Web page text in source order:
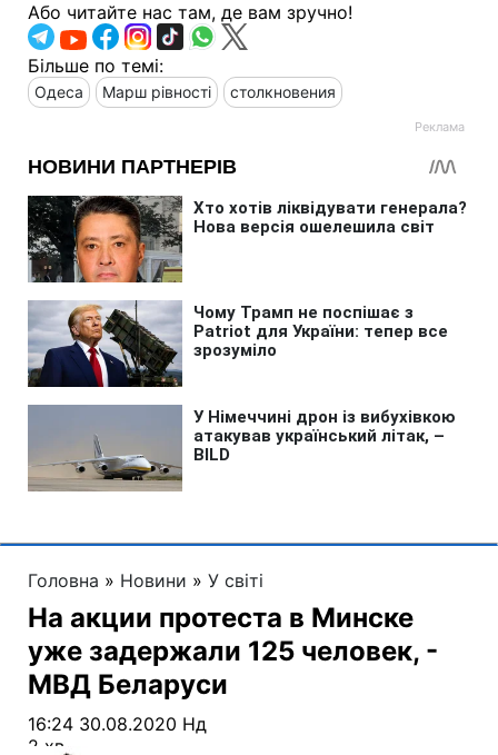
Або читайте нас там, де вам зручно!
Більше по темі:
Одеса Марш рівності столкновения
Головна » Новини » У світі
На акции протеста в Минске
уже задержали 125 человек, -
МВД Беларуси
16:24 30.08.2020 Нд
2 хв